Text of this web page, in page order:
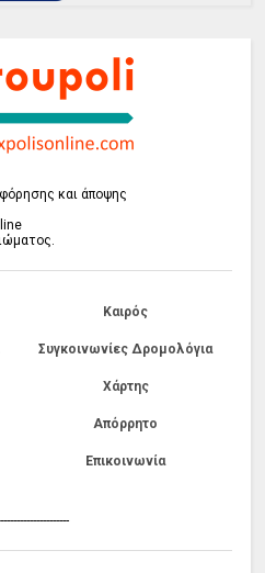
και άποψης
Καιρός
Συγκοινωνίες Δρομολόγια
Χάρτης
Απόρρητο
Επικοινωνία